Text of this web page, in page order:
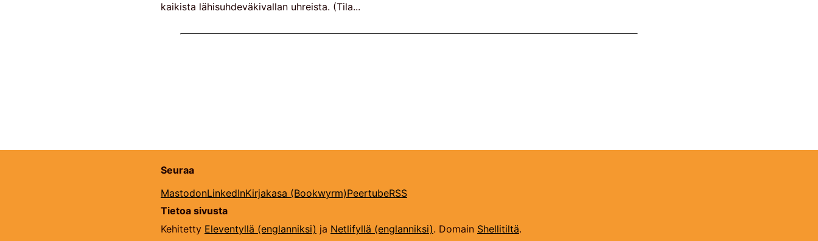
kaikista lähisuhdeväkivallan uhreista. (Tila...
Seuraa
MastodonLinkedInKirjakasa (Bookwyrm)PeertubeRSS
Tietoa sivusta
Kehitetty Eleventyllä (englanniksi) ja Netlifyllä (englanniksi). Domain Shellitiltä.